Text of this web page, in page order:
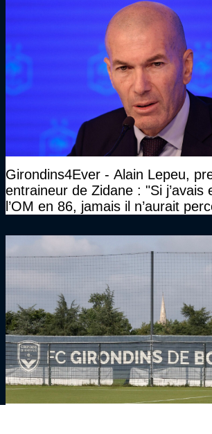
Girondins4Ever - Alain Lepeu,
entraineur de Zidane : "Si j’avais
l’OM en 86, jamais il n’aurait